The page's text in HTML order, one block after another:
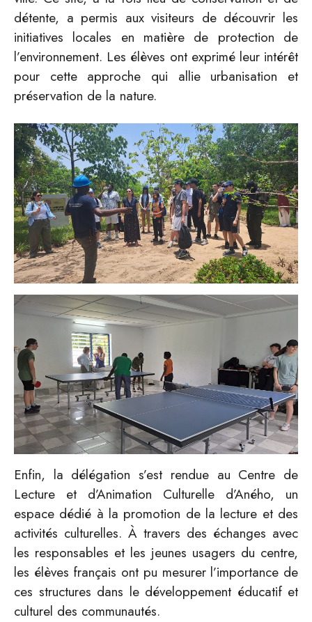
détente, a permis aux visiteurs de découvrir les
initiatives locales en matière de protection de
l’environnement. Les élèves ont exprimé leur intérêt
pour cette approche qui allie urbanisation et
préservation de la nature.
Enfin, la délégation s’est rendue au Centre de
Lecture et d’Animation Culturelle d’Aného, un
espace dédié à la promotion de la lecture et des
activités culturelles. À travers des échanges avec
les responsables et les jeunes usagers du centre,
les élèves français ont pu mesurer l’importance de
ces structures dans le développement éducatif et
culturel des communautés.